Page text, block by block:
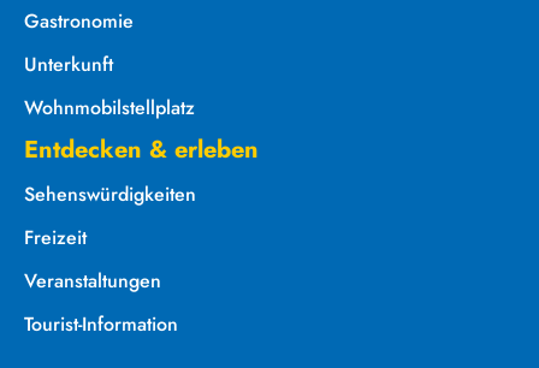
Gastronomie
Unterkunft
Wohnmobilstellplatz
Entdecken & erleben
Sehenswürdigkeiten
Freizeit
Veranstaltungen
Tourist-Information